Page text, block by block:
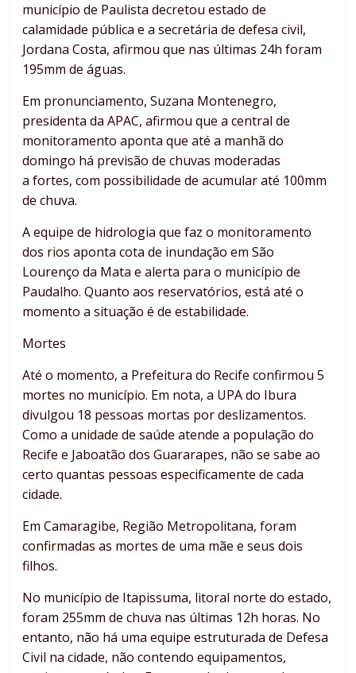
município de Paulista decretou estado de
calamidade pública e a secretária de defesa civil,
Jordana Costa, afirmou que nas últimas 24h foram
195mm de águas.
Em pronunciamento, Suzana Montenegro,
presidenta da APAC, afirmou que a central de
monitoramento aponta que até a manhã do
domingo há previsão de chuvas moderadas
a fortes, com possibilidade de acumular até 100mm
de chuva.
A equipe de hidrologia que faz o monitoramento
dos rios aponta cota de inundação em São
Lourenço da Mata e alerta para o município de
Paudalho. Quanto aos reservatórios, está até o
momento a situação é de estabilidade.
Mortes
Até o momento, a Prefeitura do Recife confirmou 5
mortes no município. Em nota, a UPA do Ibura
divulgou 18 pessoas mortas por deslizamentos.
Como a unidade de saúde atende a população do
Recife e Jaboatão dos Guararapes, não se sabe ao
certo quantas pessoas especificamente de cada
cidade.
Em Camaragibe, Região Metropolitana, foram
confirmadas as mortes de uma mãe e seus dois
filhos.
No município de Itapissuma, litoral norte do estado,
foram 255mm de chuva nas últimas 12h horas. No
entanto, não há uma equipe estruturada de Defesa
Civil na cidade, não contendo equipamentos,